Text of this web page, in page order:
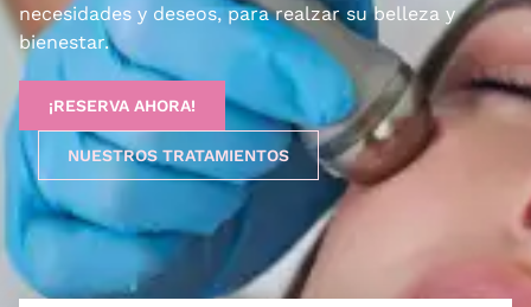
necesidades y deseos, para realzar su belleza y
bienestar.
¡RESERVA AHORA!
NUESTROS TRATAMIENTOS